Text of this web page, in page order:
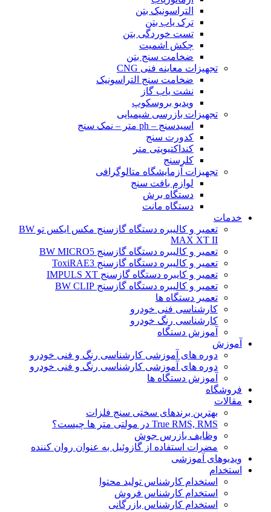
التراسونیک بتن
ترک یاب بتن
تست خوردگی بتن
چکش اشمیت
ضخامت سنج بتن
تجهیزات معاینه فنی CNG
ضخامت سنج التراسونیک
نشت یاب گاز
ویدیو بروسکوپ
تجهیزات بازرسی شیمیایی
اسیدسنج – ph متر – نمک سنج
کدورت سنج
کنداکتیویتی متر
کلرسنج
تجهیزات آزمایشگاه متالوگرافی
لوازم بافت سنج
دستگاه برش
دستگاه مانت
خدمات
تعمیر و کالیبره دستگاه گازسنج مکس ایکس تو BW
MAX XT II
تعمیر و کالیبره دستگاه گازسنج BW MICRO5
تعمیر و کالیبره دستگاه گازسنج ToxiRAE3
تعمیر و کایبره دستگاه گازسنج IMPULS XT
تعمیر و کالیبره دستگاه گازسنج BW CLIP
تعمیر دستگاه ها
کارشناسی فنی خودرو
کارشناسی رنگ خودرو
آموزش دستگاه
آموزش
دوره های آموزشی کارشناسی رنگ و فنی خودرو
دوره های آموزشی کارشناسی رنگ و فنی خودرو
آموزش دستگاه ها
فروشگاه
مقالات
بهترین برندهای سختی سنج فلزات
True RMS, RMS در مولتی متر ها چیست؟
وظایف بازرس جوش
مضرات استفاده از گازوئیل به عنوان روان کننده
ویدیوهای آموزشی
استخدام
استخدام کارشناس تولید محتوا
استخدام کارشناس فروش
استخدام کارشناس بازرگانی